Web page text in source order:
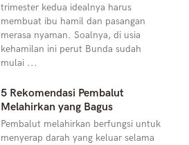
trimester kedua idealnya harus
membuat ibu hamil dan pasangan
merasa nyaman. Soalnya, di usia
kehamilan ini perut Bunda sudah
mulai ...
5 Rekomendasi Pembalut
Melahirkan yang Bagus
Pembalut melahirkan berfungsi untuk
menyerap darah yang keluar selama